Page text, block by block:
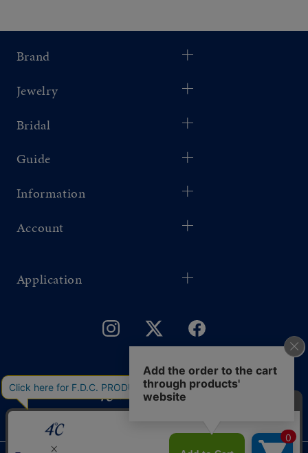
Brand
Jewelry
Bridal
Guide
Information
Account
Application